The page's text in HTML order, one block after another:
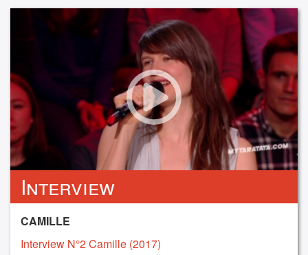
Interview
CAMILLE
Interview N°2 Camille (2017)